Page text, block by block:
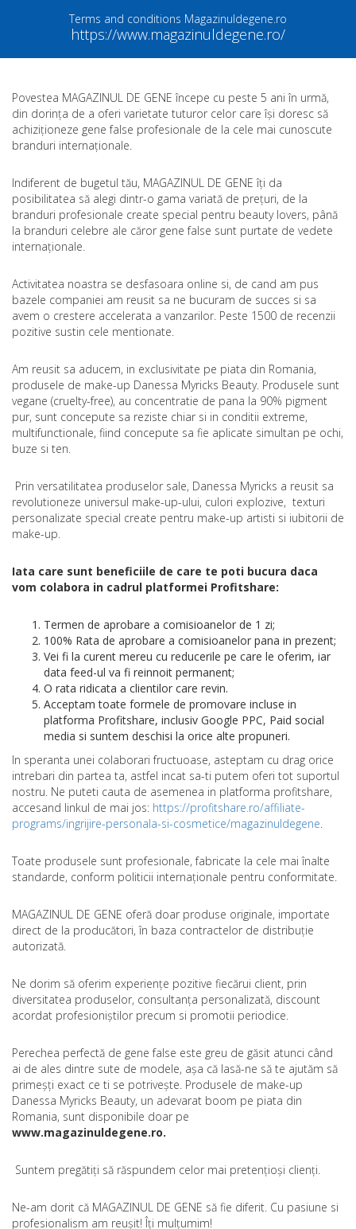
Terms and conditions Magazinuldegene.ro
https://www.magazinuldegene.ro/
Povestea MAGAZINUL DE GENE începe cu peste 5 ani în urmă,
din dorința de a oferi varietate tuturor celor care își doresc să
achiziționeze gene false profesionale de la cele mai cunoscute
branduri internaționale.
Indiferent de bugetul tău, MAGAZINUL DE GENE îți da
posibilitatea să alegi dintr-o gama variată de prețuri, de la
branduri profesionale create special pentru beauty lovers, până
la branduri celebre ale căror gene false sunt purtate de vedete
internaționale.
Activitatea noastra se desfasoara online si, de cand am pus
bazele companiei am reusit sa ne bucuram de succes si sa
avem o crestere accelerata a vanzarilor. Peste 1500 de recenzii
pozitive sustin cele mentionate.
Am reusit sa aducem, in exclusivitate pe piata din Romania,
produsele de make-up Danessa Myricks Beauty. Produsele sunt
vegane (cruelty-free), au concentratie de pana la 90% pigment
pur, sunt concepute sa reziste chiar si in conditii extreme,
multifunctionale, fiind concepute sa fie aplicate simultan pe ochi,
buze si ten.
Prin versatilitatea produselor sale, Danessa Myricks a reusit sa
revolutioneze universul make-up-ului, culori explozive, texturi
personalizate special create pentru make-up artisti si iubitorii de
make-up.
Iata care sunt beneficiile de care te poti bucura daca
vom colabora in cadrul platformei Profitshare:
Termen de aprobare a comisioanelor de 1 zi;
100% Rata de aprobare a comisioanelor pana in prezent;
Vei fi la curent mereu cu reducerile pe care le oferim, iar
data feed-ul va fi reinnoit permanent;
O rata ridicata a clientilor care revin.
Acceptam toate formele de promovare incluse in
platforma Profitshare, inclusiv Google PPC, Paid social
media si suntem deschisi la orice alte propuneri.
In speranta unei colaborari fructuoase, asteptam cu drag orice
intrebari din partea ta, astfel incat sa-ti putem oferi tot suportul
nostru. Ne puteti cauta de asemenea in platforma profitshare,
accesand linkul de mai jos: https://profitshare.ro/affiliate-
programs/ingrijire-personala-si-cosmetice/magazinuldegene.
Toate produsele sunt profesionale, fabricate la cele mai înalte
standarde, conform politicii internaționale pentru conformitate.
MAGAZINUL DE GENE oferă doar produse originale, importate
direct de la producători, în baza contractelor de distribuție
autorizată.
Ne dorim să oferim experiențe pozitive fiecărui client, prin
diversitatea produselor, consultanța personalizată, discount
acordat profesioniștilor precum si promotii periodice.
Perechea perfectă de gene false este greu de găsit atunci când
ai de ales dintre sute de modele, așa că lasă-ne să te ajutăm să
primeșți exact ce ti se potrivește. Produsele de make-up
Danessa Myricks Beauty, un adevarat boom pe piata din
Romania, sunt disponibile doar pe
www.magazinuldegene.ro.
Suntem pregătiți să răspundem celor mai pretențioși clienți.
Ne-am dorit că MAGAZINUL DE GENE să fie diferit. Cu pasiune si
profesionalism am reușit! Îți mulțumim!